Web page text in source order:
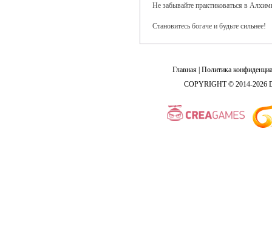
Не забывайте практиковаться в
Становитесь богаче и будьте сильнее!
Главная Политика
COPYRIGHT © 2014-2026